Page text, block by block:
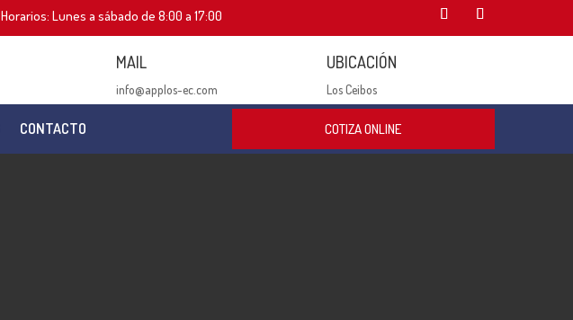
Horarios: Lunes a sábado de 8:00 a 17:00
MAIL
info@applos-ec.com
UBICACIÓN
Los Ceibos
CONTACTO COTIZA ONLINE